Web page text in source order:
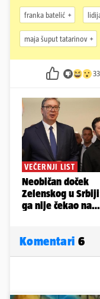
franka batelić
maja šuput tatarinov
33
Komentari 6